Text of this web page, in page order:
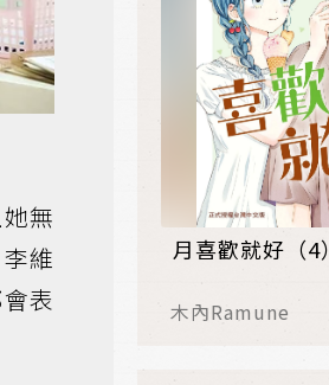
無
維
表
月喜歡就好（4）
木內Ramune